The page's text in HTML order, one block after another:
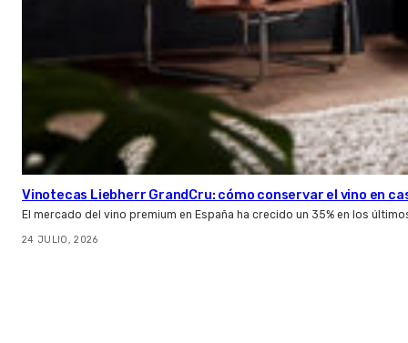
Vinotecas Liebherr GrandCru: cómo conservar el vino en
El mercado del vino premium en España ha crecido un 35% en los
24 JULIO, 2026